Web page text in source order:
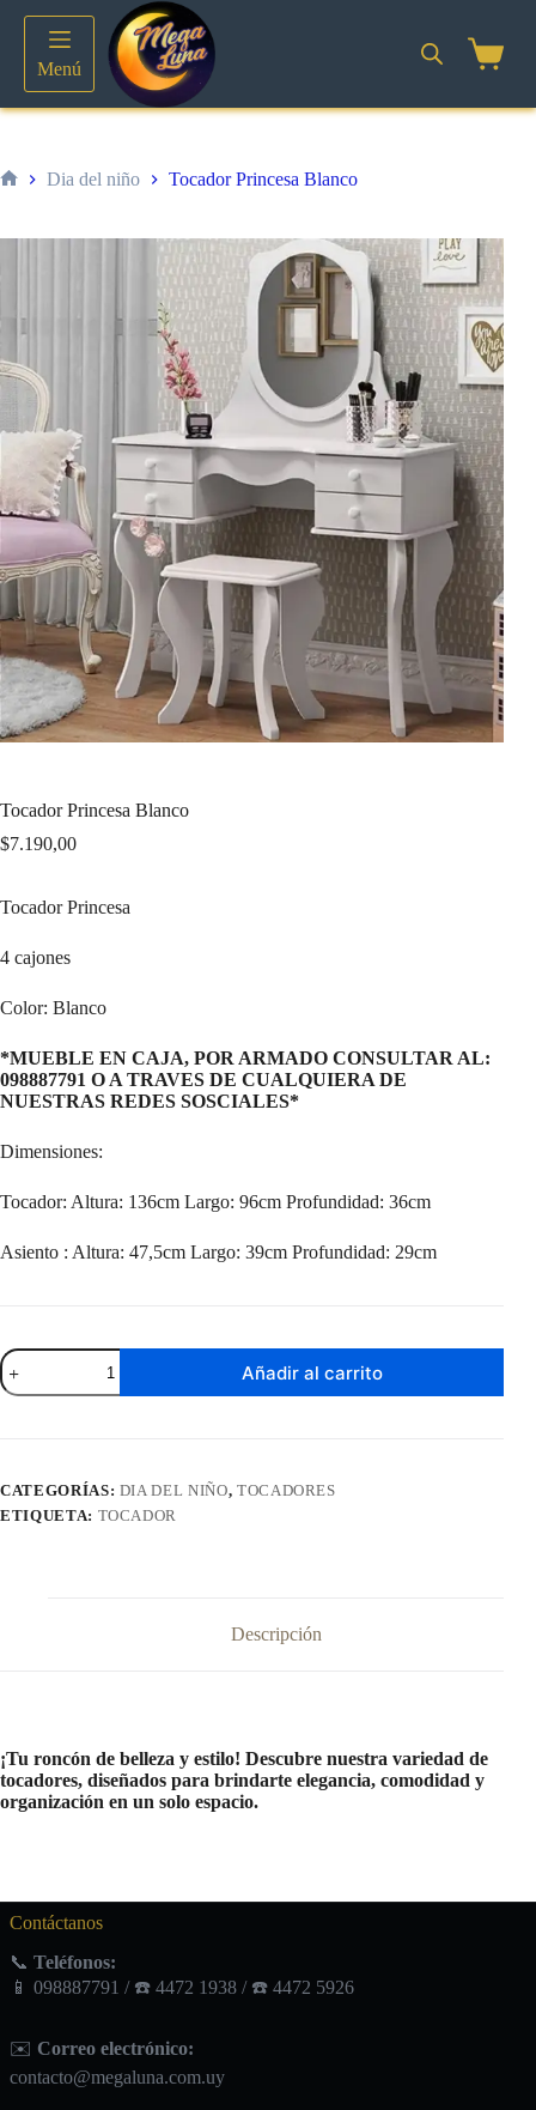
contenido
Menú
Dia del niño Tocador Princesa Blanco
Tocador Princesa Blanco
$7.190,00
Tocador Princesa
4 cajones
Color: Blanco
*MUEBLE EN CAJA, POR ARMADO CONSULTAR AL:
098887791 O A TRAVES DE CUALQUIERA DE
NUESTRAS REDES SOSCIALES*
Dimensiones:
Tocador: Altura: 136cm Largo: 96cm Profundidad: 36cm
Asiento : Altura: 47,5cm Largo: 39cm Profundidad: 29cm
Tocador
Princesa
Blanco
Añadir al carrito
CATEGORÍAS: DIA DEL NIÑO, TOCADORES
ETIQUETA: TOCADOR
Descripción
¡Tu roncón de belleza y estilo! Descubre nuestra variedad de
tocadores, diseñados para brindarte elegancia, comodidad y
organización en un solo espacio.
Contáctanos
📞 Teléfonos:
📱 098887791 / ☎️ 4472 1938 / ☎️ 4472 5926
✉️ Correo electrónico:
contacto@megaluna.com.uy